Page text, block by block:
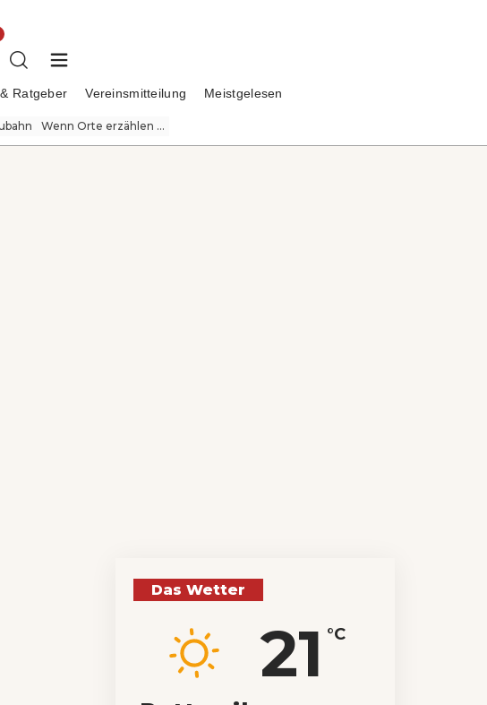
Ratgeber Vereinsmitteilung Meistgelesen
Wenn Orte erzählen ...
Das Wetter
21 °C